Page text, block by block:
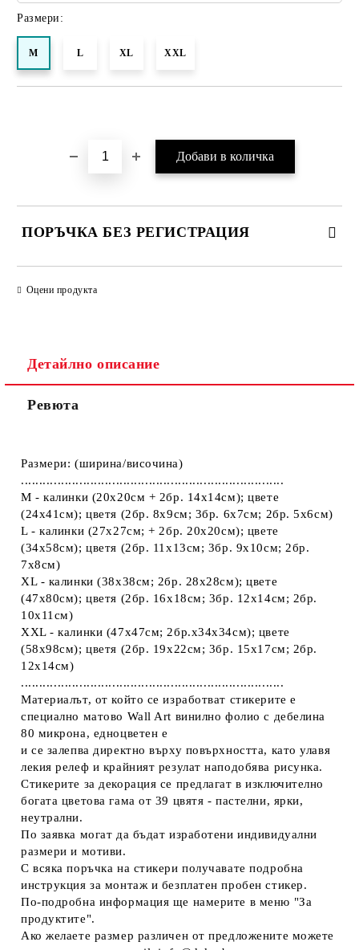
Размери:
M L XL XXL
ПОРЪЧКА БЕЗ РЕГИСТРАЦИЯ
Ние ще се свържем с вас в рамките на работния ден.
Оцени продукта
Детайлно описание
Ревюта
Размери: (ширина/височина)
........................................................................
M - калинки (20х20см + 2бр. 14х14см); цвете
(24х41см); цветя (2бр. 8х9см; 3бр. 6х7см; 2бр. 5х6см)
L - калинки (27х27см; + 2бр. 20х20см); цвете
(34х58см); цветя (2бр. 11х13см; 3бр. 9х10см; 2бр.
7х8см)
XL - калинки (38х38см; 2бр. 28х28см); цвете
(47х80см); цветя (2бр. 16х18см; 3бр. 12х14см; 2бр.
10х11см)
XXL - калинки (47х47см; 2бр.х34х34см); цвете
(58х98см); цветя (2бр. 19х22см; 3бр. 15х17см; 2бр.
12х14см)
........................................................................
Материалът, от който се изработват стикерите е
специално матово Wall Art винилно фолио с дебелина
80 микрона, едноцветен е
и се залепва директно върху повърхността, като улавя
лекия релеф и крайният резулат наподобява рисунка.
Стикерите за декорация се предлагат в изключително
богата цветова гама от 39 цвятя - пастелни, ярки,
неутрални.
По заявка могат да бъдат изработени индивидуални
размери и мотиви.
С всяка поръчка на стикери получавате подробна
инструкция за монтаж и безплатен пробен стикер.
По-подробна информация ще намерите в меню "За
продуктите".
Ако желаете размер различен от предложените можете